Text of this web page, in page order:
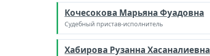
Кочесокова Марьяна Фуадовна
Судебный пристав-исполнитель
Хабирова Рузанна Хасаналиевна